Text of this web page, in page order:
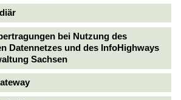
bei Nutzung des
Datennetzes und des InfoHighways
Sachsen